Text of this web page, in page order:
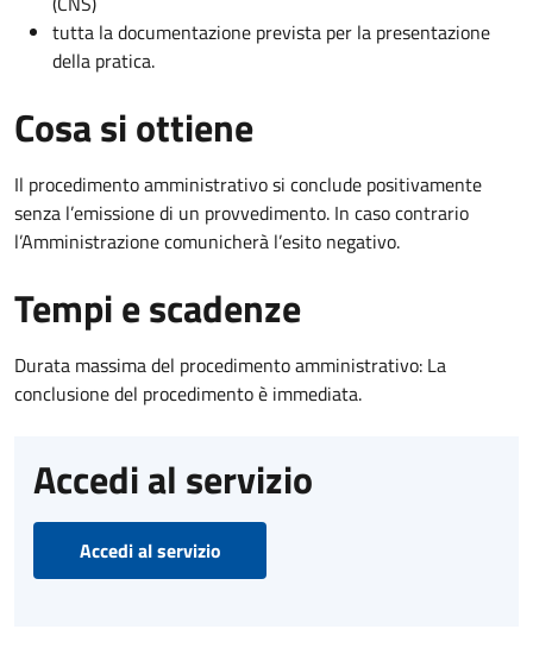
tutta la documentazione prevista per la presentazione
della pratica.
Cosa si ottiene
Il procedimento amministrativo si conclude positivamente
senza l’emissione di un provvedimento. In caso contrario
l’Amministrazione comunicherà l’esito negativo.
Tempi e scadenze
Durata massima del procedimento amministrativo: La
conclusione del procedimento è immediata.
Accedi al servizio
Accedi al servizio